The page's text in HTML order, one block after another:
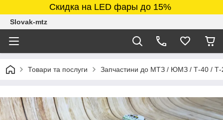
Скидка на LED фары до 15%
Slovak-mtz
Товари та послуги Запчастини до МТЗ / ЮМЗ / Т-40 /